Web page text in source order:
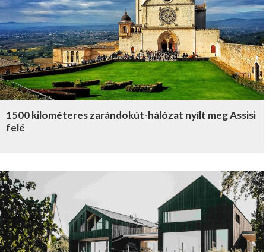
1500 kilométeres zarándokút-hálózat nyílt meg Assisi
felé